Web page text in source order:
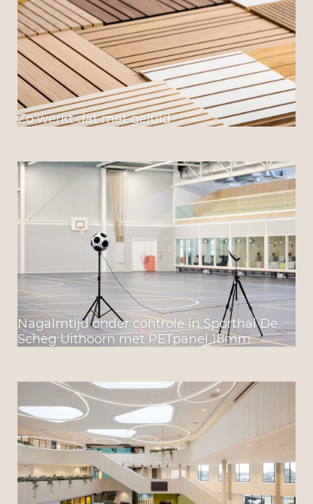
Zo werkt dat met geluid
Nagalmtijd onder controle in Sporthal De
Scheg Uithoorn met PETpanel 18mm